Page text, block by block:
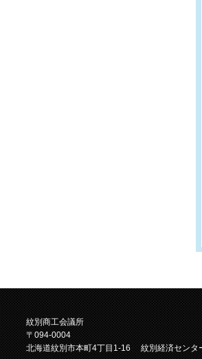
紋別商工会議所
〒094-0004
北海道紋別市本町4丁目1-16 紋別経済センタ